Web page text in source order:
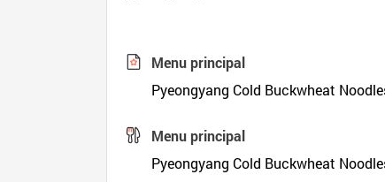
Menu principal
Pyeongyang Cold Buckwheat
Menu principal
Pyeongyang Cold Buckwheat